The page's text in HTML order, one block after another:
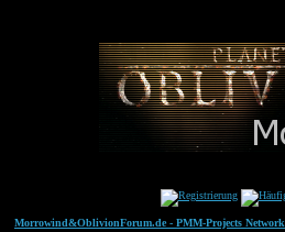
Morrowind&OblivionForum.de - PMM-Projects Network